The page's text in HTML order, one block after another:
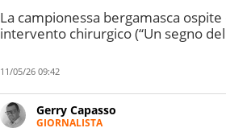
La campionessa bergamasca
intervento chirurgico (“Un segno
11/05/26 09:42
Gerry Capasso
GIORNALISTA